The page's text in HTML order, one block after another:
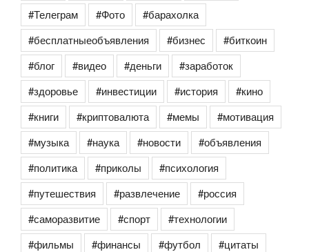
#Телеграм
#Фото
#барахолка
#бесплатныеобъявления
#бизнес
#биткоин
#блог
#видео #деньги
#заработок
#здоровье
#инвестиции #история
#кино
#книги
#криптовалюта #мемы
#мотивация
#музыка
#наука #новости
#объявления
#политика
#приколы
#психология
#путешествия
#развлечение
#россия
#саморазвитие
#спорт
#технологии
#фильмы
#финансы #футбол
#цитаты